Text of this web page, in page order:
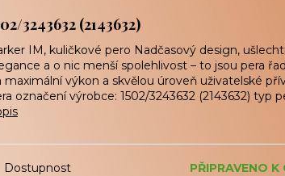
3243632 (2143632)
IM, kuličkové pero Nadčasový design,
a o nic menší spolehlivost – to jsou pera
maximální výkon a skvělou úroveň uživatelské
označení výrobce: 1502/3243632 (2143632) typ
Dostupnost PŘIPRAVENO